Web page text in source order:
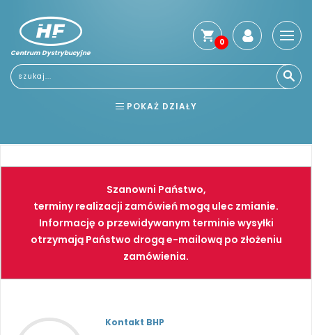
Centrum Dystrybucyjne
0
POKAŻ DZIAŁY
NARZĘDZIA SPAWALNICTWO
FARBY PNEUMATYKA
Szanowni Państwo,
terminy realizacji zamówień mogą ulec zmianie.
Informację o przewidywanym terminie wysyłki
otrzymają Państwo drogą e-mailową po złożeniu
zamówienia.
Kontakt BHP